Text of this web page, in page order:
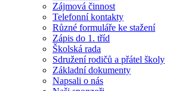
Zájmová činnost
Telefonní kontakty
Různé formuláře ke stažení
Zápis do 1. tříd
Školská rada
Sdružení rodičů a přátel školy
Základní dokumenty
Napsali o nás